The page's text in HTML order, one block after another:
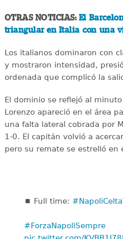
OTRAS NOTICIAS: El
triangular en Italia con una
Los italianos dominaron con
y mostraron intensidad,
ordenada que complicó la
El dominio se reflejó al
Lorenzo apareció en el área
una falta lateral cobrada por
1-0. El capitán volvió a
pero su remate se estrelló en
⏹️ Full time:
#ForzaNapoliSempre